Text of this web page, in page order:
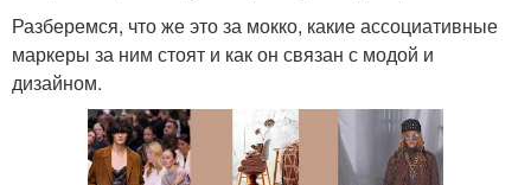
Разберемся, что же это за мокко, какие ассоциативные
маркеры за ним стоят и как он связан с модой и
дизайном.